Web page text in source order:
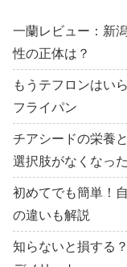
一蘭レビュー：新
性の正体は？
もうテフロンはい
フライパン
チアシードの栄養
選択肢がなくなった
初めてでも簡単！
の違いも解説
知らないと損する